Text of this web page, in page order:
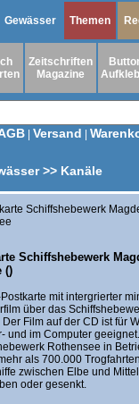
Gewässer Themen
Zeitschriften
Magazine
| Versand |
>> Kanäle
Schiffshebewerk
()
mit intergrierter
über das
Film auf der CD ist für
und im Computer
Rothensee in
als 700.000
zwischen Elbe und
oder gesenkt.